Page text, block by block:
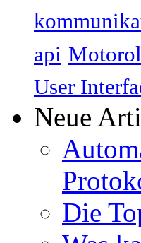
api
User
Neue
Die